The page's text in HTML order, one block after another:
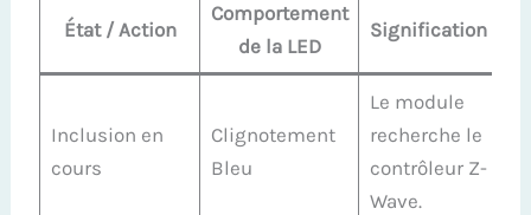
État / Action
Comportement
de la LED
Signification
Inclusion en
cours
Clignotement
Bleu
Le module
recherche le
contrôleur Z-
Wave.